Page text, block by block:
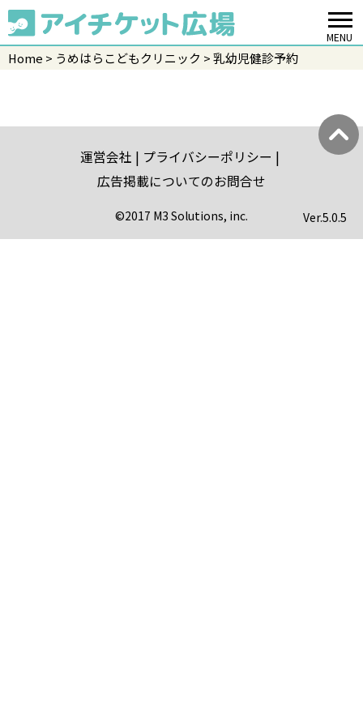
MENU
Home うめはらこどもクリニック 乳幼児健診予約
運営会社
プライバシーポリシー
広告掲載についてのお問合せ
©2017 M3 Solutions, inc. Ver.5.0.5